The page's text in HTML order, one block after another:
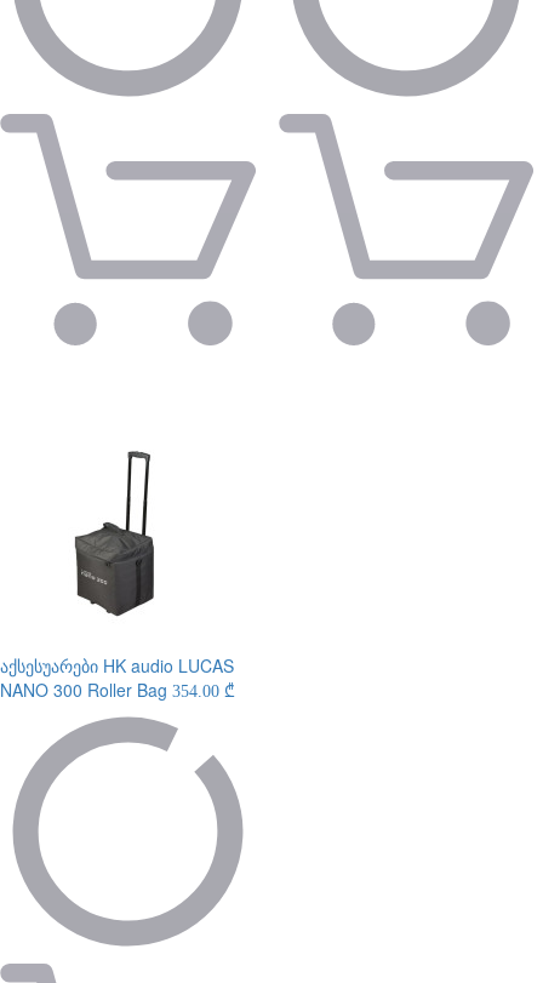
აქსესუარები HK audio LUCAS
NANO 300 Roller Bag 354.00 ₾